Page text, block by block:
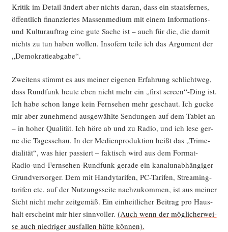
Kri­tik im Detail ändert aber nichts dar­an, dass ein staats­fer­nes,
öffent­lich finan­zier­tes Mas­sen­me­di­um mit einem Infor­ma­ti­ons-
und Kul­tur­auf­trag eine gute Sache ist – auch für die, die damit
nichts zu tun haben wol­len. Inso­fern tei­le ich das Argu­ment der
„Demo­kra­tie­ab­ga­be“.
Zwei­tens stimmt es aus mei­ner eige­nen Erfah­rung schlicht­weg,
dass Rund­funk heu­te eben nicht mehr ein „first screen“-Ding ist.
Ich habe schon lan­ge kein Fern­se­hen mehr geschaut. Ich gucke
mir aber zuneh­mend aus­ge­wähl­te Sen­dun­gen auf dem Tablet an
– in hoher Qua­li­tät. Ich höre ab und zu Radio, und ich lese ger­
ne die Tages­schau. In der Medi­en­pro­duk­ti­on heißt das „Tri­me­
dia­li­tät“, was hier pas­siert – fak­tisch wird aus dem For­mat-
Radio-und-Fern­se­hen-Rund­funk gera­de ein kanal­un­ab­hän­gi­ger
Grund­ver­sor­ger. Dem mit Han­dy­ta­ri­fen, PC-Tari­fen, Strea­ming­
ta­ri­fen etc. auf der Nut­zungs­sei­te nach­zu­kom­men, ist aus mei­ner
Sicht nicht mehr zeit­ge­mäß. Ein ein­heit­li­cher Bei­trag pro Haus­
halt erscheint mir hier sinn­vol­ler. (Auch wenn der mög­li­cher­wei­
se auch nied­ri­ger aus­fal­len hät­te können).